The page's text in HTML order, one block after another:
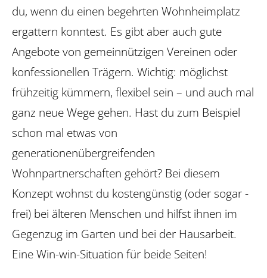
du, wenn du einen begehrten Wohnheimplatz
ergattern konntest. Es gibt aber auch gute
Angebote von gemeinnützigen Vereinen oder
konfessionellen Trägern. Wichtig: möglichst
frühzeitig kümmern, flexibel sein – und auch mal
ganz neue Wege gehen. Hast du zum Beispiel
schon mal etwas von
generationenübergreifenden
Wohnpartnerschaften gehört? Bei diesem
Konzept wohnst du kostengünstig (oder sogar -
frei) bei älteren Menschen und hilfst ihnen im
Gegenzug im Garten und bei der Hausarbeit.
Eine Win-win-Situation für beide Seiten!